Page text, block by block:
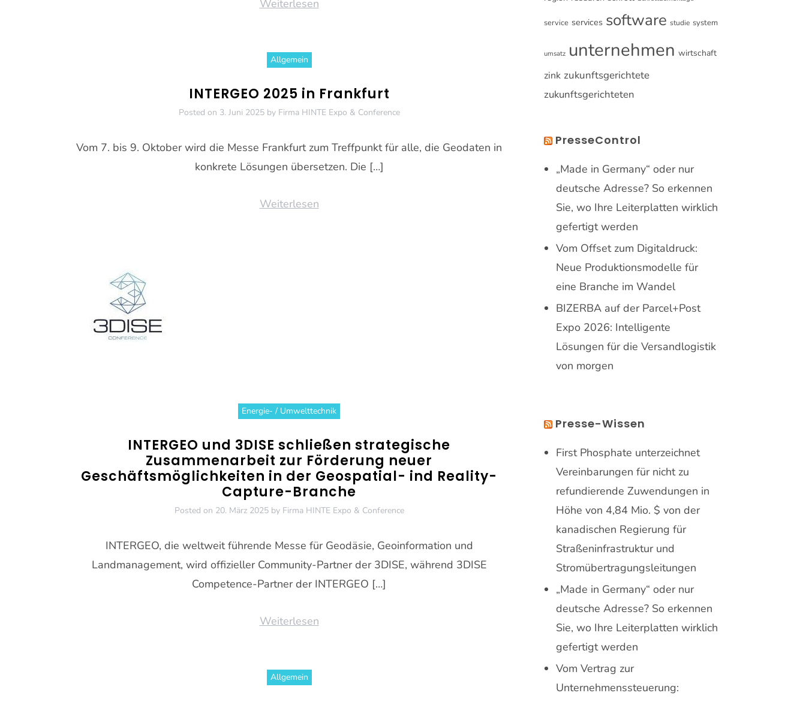
Weiterlesen
Allgemein
INTERGEO 2025 in Frankfurt
Posted on 3. Juni 2025by Firma HINTE Expo & Conference
Vom 7. bis 9. Oktober wird die Messe Frankfurt zum Treffpunkt für alle, die Geodaten in
konkrete Lösungen übersetzen. Die […]
Weiterlesen
Energie- / Umwelttechnik
INTERGEO und 3DISE schließen strategische
Zusammenarbeit zur Förderung neuer
Geschäftsmöglichkeiten in der Geospatial- ind Reality-
Capture-Branche
Posted on 20. März 2025by Firma HINTE Expo & Conference
INTERGEO, die weltweit führende Messe für Geodäsie, Geoinformation und
Landmanagement, wird offizieller Community-Partner der 3DISE, während 3DISE
Competence-Partner der INTERGEO […]
Weiterlesen
Allgemein
service services software studie system
umsatz unternehmen wirtschaft
zink zukunftsgerichtete
zukunftsgerichteten
PresseControl
„Made in Germany“ oder nur
deutsche Adresse? So erkennen
Sie, wo Ihre Leiterplatten wirklich
gefertigt werden
Vom Offset zum Digitaldruck:
Neue Produktionsmodelle für
eine Branche im Wandel
BIZERBA auf der Parcel+Post
Expo 2026: Intelligente
Lösungen für die Versandlogistik
von morgen
Presse-Wissen
First Phosphate unterzeichnet
Vereinbarungen für nicht zu
refundierende Zuwendungen in
Höhe von 4,84 Mio. $ von der
kanadischen Regierung für
Straßeninfrastruktur und
Stromübertragungsleitungen
„Made in Germany“ oder nur
deutsche Adresse? So erkennen
Sie, wo Ihre Leiterplatten wirklich
gefertigt werden
Vom Vertrag zur
Unternehmenssteuerung: